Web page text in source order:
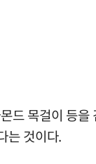
드 목걸이 등
는 것이다.